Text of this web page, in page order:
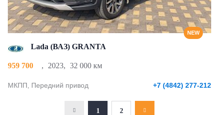
NEW
Lada (ВАЗ) GRANTA
959 700 , 2023, 32 000 км
МКПП, Передний привод +7 (4842) 277-212
1 2